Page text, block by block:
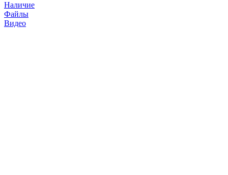
Наличие
Файлы
Видео